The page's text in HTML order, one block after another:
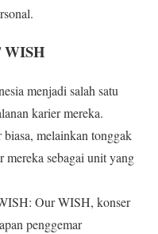
WISH
menjadi salah satu
karier mereka.
melainkan tonggak
mereka sebagai unit yang
Our WISH, konser
penggemar